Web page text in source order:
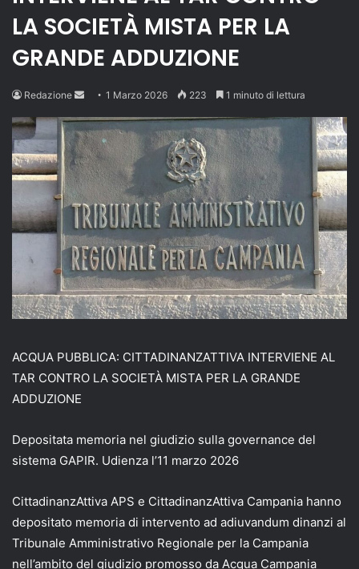
LA SOCIETÀ MISTA PER LA
GRANDE ADDUZIONE
Redazione
Send
email
1 Marzo 2026 223 1 minuto di lettura
ACQUA PUBBLICA: CITTADINANZATTIVA INTERVIENE AL
TAR CONTRO LA SOCIETÀ MISTA PER LA GRANDE
ADDUZIONE
Depositata memoria nel giudizio sulla governance del
sistema GAPIR. Udienza l’11 marzo 2026
CittadinanzAttiva APS e CittadinanzAttiva Campania hanno
depositato memoria di intervento ad adiuvandum dinanzi al
Tribunale Amministrativo Regionale per la Campania
nell’ambito del giudizio promosso da Acqua Campania